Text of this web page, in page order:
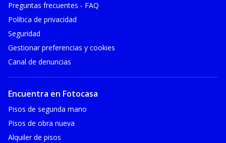
Preguntas frecuentes - FAQ
Política de privacidad
Seguridad
Gestionar preferencias y cookies
Canal de denuncias
Encuentra en Fotocasa
Pisos de segunda mano
Pisos de obra nueva
Alquiler de pisos